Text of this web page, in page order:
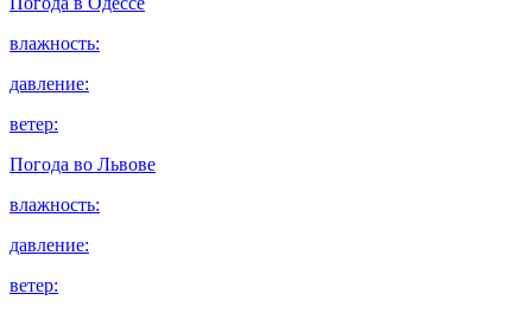
влажность:
давление:
ветер:
Погода во Львове
влажность:
давление:
ветер: